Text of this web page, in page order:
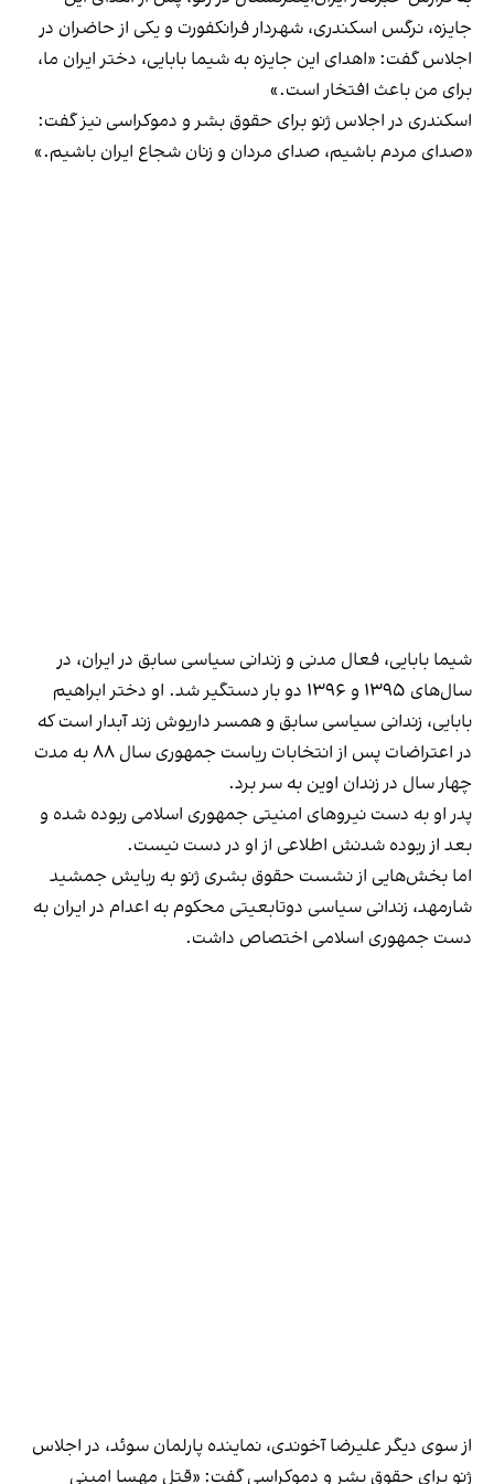
جایزه، نرگس اسکندری، شهردار فرانکفورت و یکی از حاضران در
اجلاس گفت: «اهدای این جایزه به شیما بابایی، دختر ایران ما،
برای من باعث افتخار است.»
اسکندری در اجلاس ژنو برای حقوق بشر و دموکراسی نیز گفت:
«صدای مردم باشیم، صدای مردان و زنان شجاع ایران باشیم.»
شیما بابایی، فعال مدنی و زندانی سیاسی سابق در ایران، در
سال‌های ۱۳۹۵ و ۱۳۹۶ دو بار دستگیر شد. او دختر ابراهیم
بابایی، زندانی سیاسی سابق و همسر داریوش زند آبدار است که
در اعتراضات پس از انتخابات ریاست جمهوری سال ۸۸ به مدت
چهار سال در زندان اوین به سر برد.
پدر او به دست نیروهای امنیتی جمهوری اسلامی ربوده شده و
بعد از ربوده‌ شدنش اطلاعی از او در دست نیست.
اما بخش‌هایی از نشست حقوق بشری ژنو به ربایش جمشید
شارمهد، زندانی سیاسی دوتابعیتی محکوم به اعدام در ایران به
‌دست جمهوری اسلامی اختصاص داشت.
از سوی دیگر علیرضا آخوندی، نماینده پارلمان سوئد، در اجلاس
ژنو برای حقوق‌ بشر و دموکراسی گفت: «قتل مهسا امینی